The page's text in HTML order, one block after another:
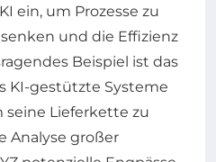
ein, um Prozesse zu
und die Effizienz
Beispiel ist das
KI-gestützte Systeme
Lieferkette zu
Analyse großer